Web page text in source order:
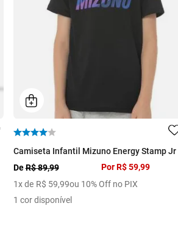
Camiseta Infantil Mizuno Energy Stamp Jr
DeR$ 89,99
1x de R$ 59,99ou 10% Off no PIX
Por R$ 59,99
1 cor disponível